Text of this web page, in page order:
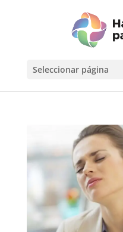
Seleccionar página